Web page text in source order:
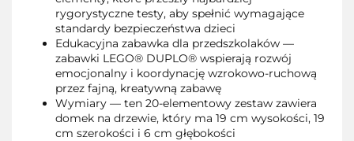
rygorystyczne testy, aby spełnić wymagające
standardy bezpieczeństwa dzieci
Edukacyjna zabawka dla przedszkolaków —
zabawki LEGO® DUPLO® wspierają rozwój
emocjonalny i koordynację wzrokowo-ruchową
przez fajną, kreatywną zabawę
Wymiary — ten 20-elementowy zestaw zawiera
domek na drzewie, który ma 19 cm wysokości, 19
cm szerokości i 6 cm głębokości